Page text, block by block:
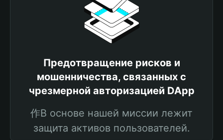
Предотвращение рисков и
мошенничества, связанных с
чрезмерной авторизацией DApp
作В основе нашей миссии лежит
защита активов пользователей.